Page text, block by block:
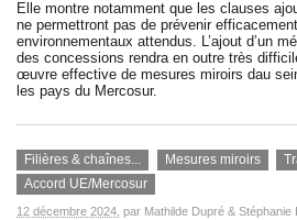
Elle montre notamment que les clauses
ne permettront pas de prévenir
environnementaux attendus. L’ajout d’un
des concessions rendra en outre très
œuvre effective de mesures miroirs dau
les pays du Mercosur.
Filières & chaînes... Mesures miroirs
Accord UE/Mercosur
12 décembre 2024 , par Mathilde Dupré & Stéphanie